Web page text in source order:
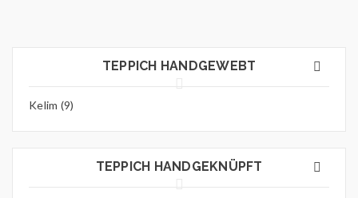
TEPPICH HANDGEWEBT
Kelim (9)
TEPPICH HANDGEKNÜPFT